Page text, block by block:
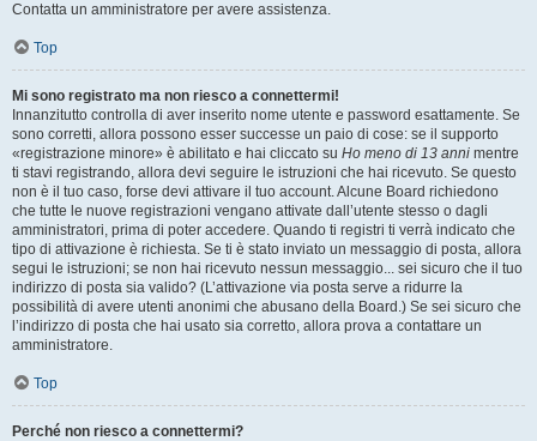
Contatta un amministratore per avere assistenza.
Top
Mi sono registrato ma non riesco a connettermi!
Innanzitutto controlla di aver inserito nome utente e password esattamente. Se
sono corretti, allora possono esser successe un paio di cose: se il supporto
«registrazione minore» è abilitato e hai cliccato su Ho meno di 13 anni mentre
ti stavi registrando, allora devi seguire le istruzioni che hai ricevuto. Se questo
non è il tuo caso, forse devi attivare il tuo account. Alcune Board richiedono
che tutte le nuove registrazioni vengano attivate dall’utente stesso o dagli
amministratori, prima di poter accedere. Quando ti registri ti verrà indicato che
tipo di attivazione è richiesta. Se ti è stato inviato un messaggio di posta, allora
segui le istruzioni; se non hai ricevuto nessun messaggio... sei sicuro che il tuo
indirizzo di posta sia valido? (L’attivazione via posta serve a ridurre la
possibilità di avere utenti anonimi che abusano della Board.) Se sei sicuro che
l’indirizzo di posta che hai usato sia corretto, allora prova a contattare un
amministratore.
Top
Perché non riesco a connettermi?